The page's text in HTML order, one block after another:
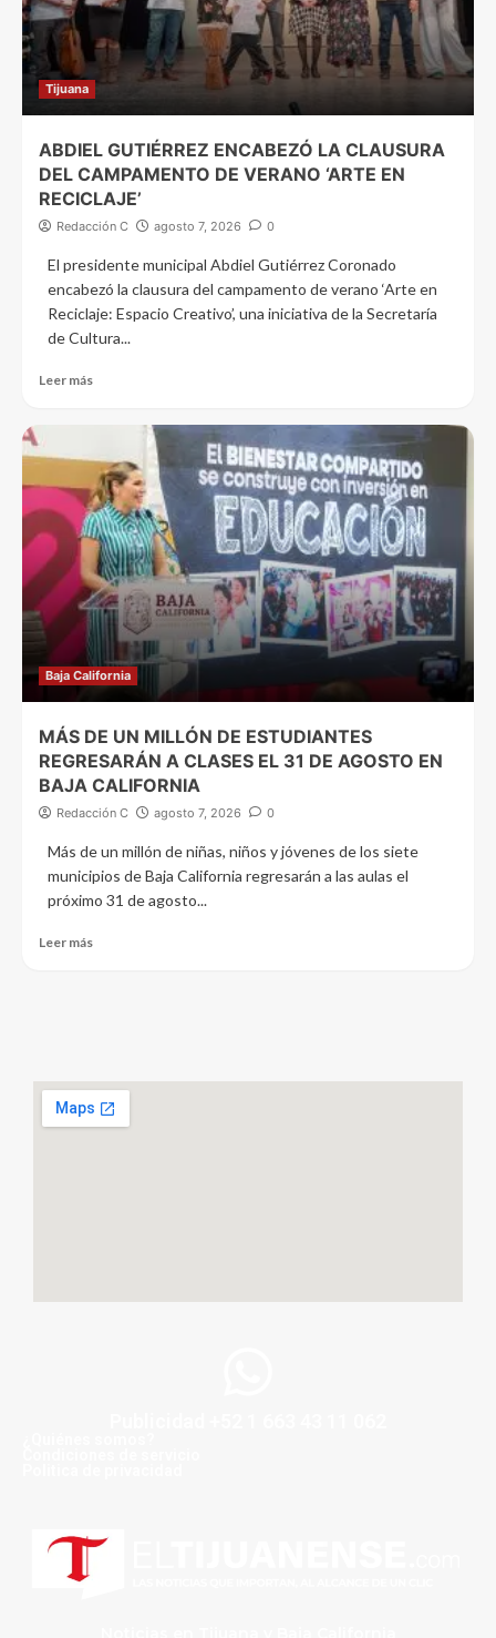
Tijuana
ABDIEL GUTIÉRREZ ENCABEZÓ LA CLAUSURA
DEL CAMPAMENTO DE VERANO ‘ARTE EN
RECICLAJE’
Redacción C agosto 7, 2026 0
El presidente municipal Abdiel Gutiérrez Coronado
encabezó la clausura del campamento de verano ‘Arte en
Reciclaje: Espacio Creativo’, una iniciativa de la Secretaría
de Cultura...
Leer más
Baja California
MÁS DE UN MILLÓN DE ESTUDIANTES
REGRESARÁN A CLASES EL 31 DE AGOSTO EN
BAJA CALIFORNIA
Redacción C agosto 7, 2026 0
Más de un millón de niñas, niños y jóvenes de los siete
municipios de Baja California regresarán a las aulas el
próximo 31 de agosto...
Leer más